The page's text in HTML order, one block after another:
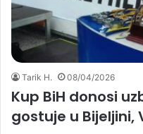
Tarik H. 08/04/2026
Kup BiH donosi
gostuje u Bijeljini,